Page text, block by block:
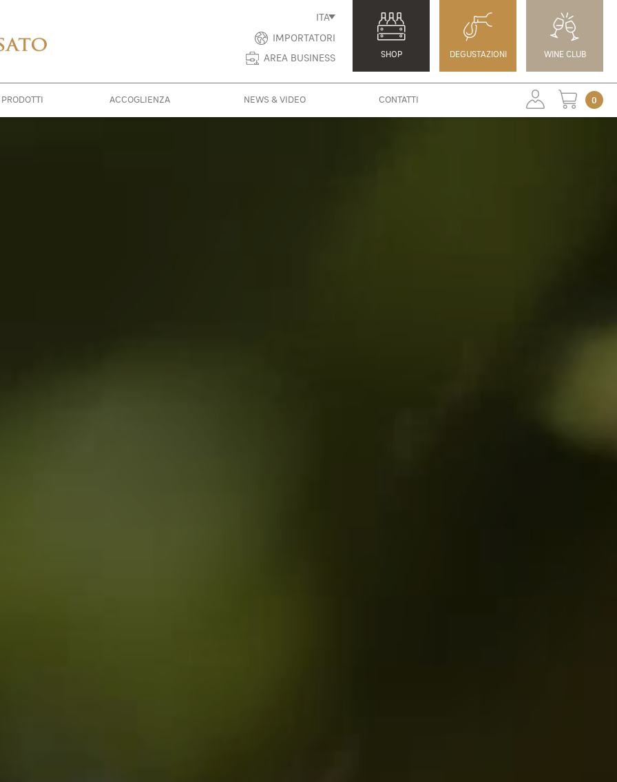
ITA
IMPORTATORI
AREA BUSINESS
SHOP DEGUSTAZIONI WINE CLUB
ACCOGLIENZA NEWS & VIDEO CONTATTI 0